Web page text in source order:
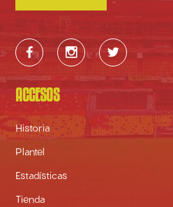
  
ACCESOS
Historia
Plantel
Estadísticas
Tienda